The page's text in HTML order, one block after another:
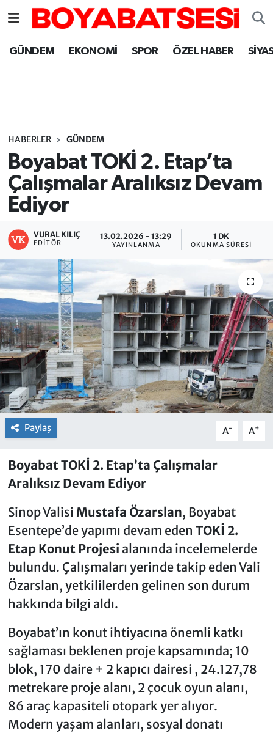
GÜNDEM EKONOMİ SPOR ÖZEL HABER
HABERLER GÜNDEM
Boyabat TOKİ 2. Etap’ta
Çalışmalar Aralıksız Devam
Ediyor
VURAL KILIÇ
EDITÖR
13.02.2026 - 13:29
YAYINLANMA
1 DK
OKUNMA SÜRESI
Paylaş A- A+
Boyabat TOKİ 2. Etap’ta Çalışmalar
Aralıksız Devam Ediyor
Sinop Valisi Mustafa Özarslan, Boyabat
Esentepe’de yapımı devam eden TOKİ 2.
Etap Konut Projesi alanında incelemelerde
bulundu. Çalışmaları yerinde takip eden Vali
Özarslan, yetkililerden gelinen son durum
hakkında bilgi aldı.
Boyabat’ın konut ihtiyacına önemli katkı
sağlaması beklenen proje kapsamında; 10
blok, 170 daire + 2 kapıcı dairesi , 24.127,78
metrekare proje alanı, 2 çocuk oyun alanı,
86 araç kapasiteli otopark yer alıyor.
Modern yaşam alanları, sosyal donatı
Sinop Nöbetçi Eczaneler
Sinop Trafik Yoğunluk Haritası
Süper Lig Puan Durumu ve Fikstür
Tüm Manşetler
Son Dakika Haberleri
Haber Arşivi